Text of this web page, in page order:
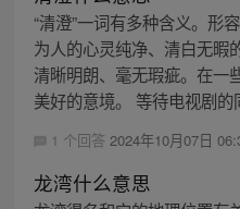
“清澄”一词有多种含义。形
为人的心灵纯净、清白无暇
清晰明朗、毫无瑕疵。在一
美好的意境。 等待电视剧的
1 个回答 2024年10月07日
龙湾什么意思